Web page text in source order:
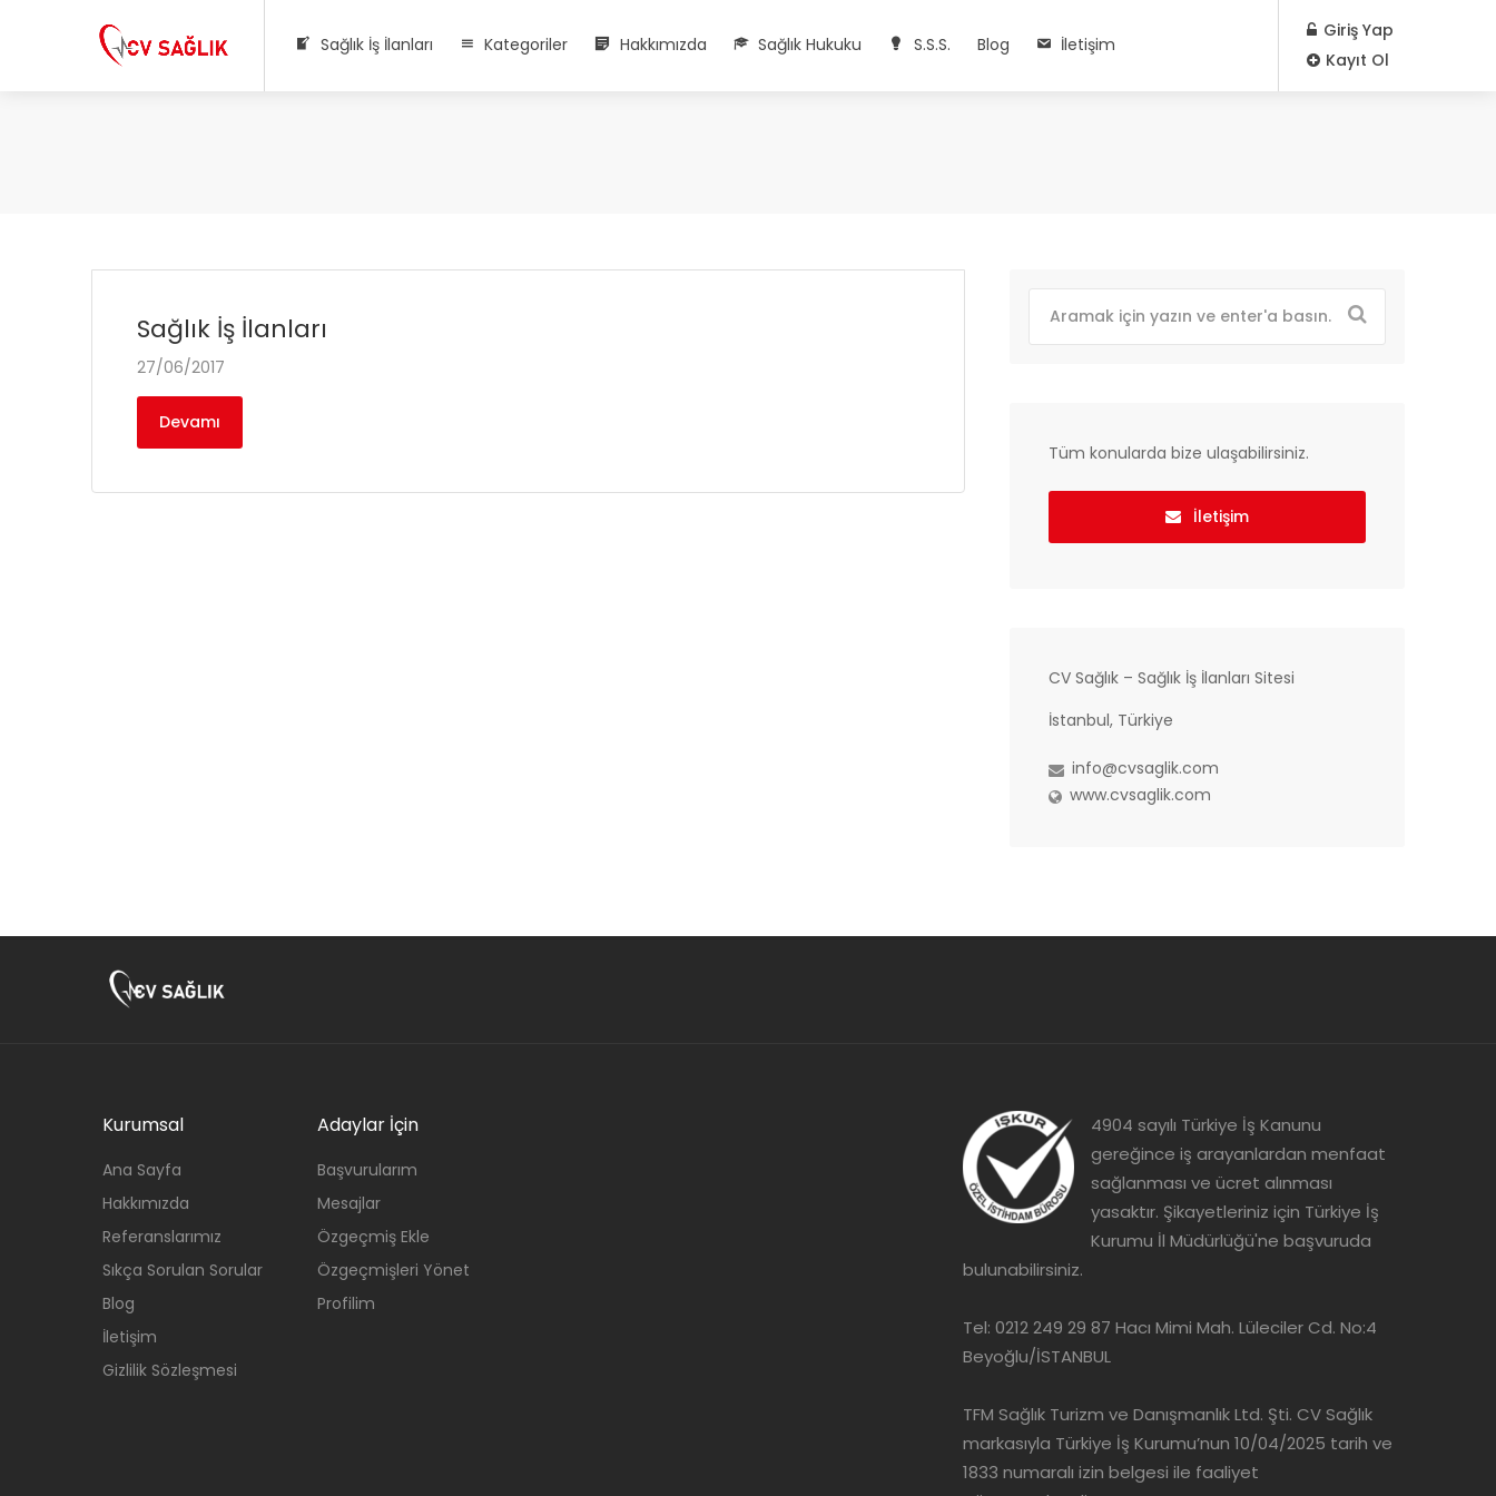
Sağlık İş İlanları Kategoriler Hakkımızda Sağlık Hukuku S.S.S. Blog İletişim
Giriş Yap
Kayıt Ol
Sağlık İş İlanları
27/06/2017
Devamı
Tüm konularda bize ulaşabilirsiniz.
İletişim
CV Sağlık – Sağlık İş İlanları Sitesi
İstanbul, Türkiye
info@cvsaglik.com
www.cvsaglik.com
Kurumsal
Ana Sayfa
Hakkımızda
Referanslarımız
Sıkça Sorulan Sorular
Blog
İletişim
Gizlilik Sözleşmesi
Adaylar İçin
Başvurularım
Mesajlar
Özgeçmiş Ekle
Özgeçmişleri Yönet
Profilim
4904 sayılı Türkiye İş Kanunu
gereğince iş arayanlardan menfaat
sağlanması ve ücret alınması
yasaktır. Şikayetleriniz için Türkiye İş
Kurumu İl Müdürlüğü'ne başvuruda
bulunabilirsiniz.
Tel: 0212 249 29 87 Hacı Mimi Mah. Lüleciler Cd. No:4
Beyoğlu/İSTANBUL
TFM Sağlık Turizm ve Danışmanlık Ltd. Şti. CV Sağlık
markasıyla Türkiye İş Kurumu’nun 10/04/2025 tarih ve
1833 numaralı izin belgesi ile faaliyet